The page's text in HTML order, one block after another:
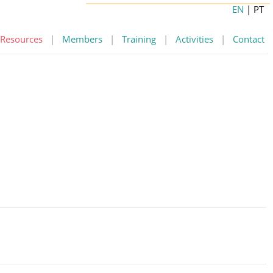
Resources | Members | Training | Activities | Contact
EN | PT